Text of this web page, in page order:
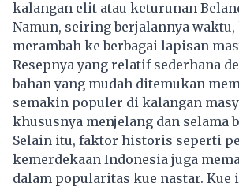
kalangan elit atau keturunan
Namun, seiring berjalannya
merambah ke berbagai lapisan
Resepnya yang relatif sederhana
bahan yang mudah ditemukan
semakin populer di kalangan
khususnya menjelang dan selama
Selain itu, faktor historis seperti
kemerdekaan Indonesia juga
dalam popularitas kue nastar. Kue